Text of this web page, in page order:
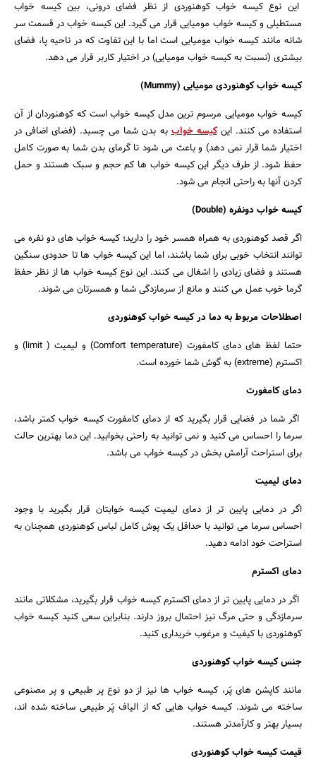
این نوع کیسه خواب کوهنوردی از نظر فضای درونی، بین کیسه خواب
مستطیلی و کیسه خواب مومیایی قرار می‌ گیرد. این کیسه خواب در قسمت سر
شانه مانند کیسه خواب مومیایی است اما با این تفاوت که در ناحیه پا، فضای
بیشتری (نسبت به کیسه خواب مومیایی) در اختیار کاربر قرار می‌ دهد.
کیسه خواب کوهنوردی مومیایی (Mummy)
کیسه خواب مومیایی مرسوم‌ ترین مدل کیسه خواب است که کوهنوردان از آن
استفاده می‌ کنند. اینکیسه خواببه بدن شما می‌ چسبد. (فضای اضافی در
اختیار شما قرار نمی‌ دهد) و باعث می‌ شود تا گرمای بدن شما به صورت کامل
حفظ شود. از طرف دیگر این کیسه خواب‌ ها کم حجم و سبک هستند و حمل
کردن آنها به راحتی انجام می‌ شود.
کیسه خواب دونفره (Double)
اگر قصد کوهنوردی به همراه همسر خود را دارید؛ کیسه خواب‌ های دو نفره می‌
توانند انتخاب خوبی برای شما باشند، اما این کیسه خواب‌ ها تا حدودی سنگین
هستند و فضای زیادی را اشغال می‌ کنند. این نوع کیسه خواب‌ ها از نظر حفظ
گرما خوب عمل می‌ کنند و مانع از سرمازدگی شما و همسرتان می‌ شوند.
اصطلاحات مربوط به دما در کیسه خواب کوهنوردی
حتما لفظ‌ های دمای کامفورت (Comfort temperature) و لیمیت ( limit) و
اکسترم (extreme) به گوش شما خورده است.
دمای کامفورت
اگر شما در فضایی قرار بگیرید که از دمای کامفورت کیسه خواب کمتر باشد،
سرما را احساس می‌ کنید و نمی‌ توانید به راحتی بخوابید. این دما بهترین حالت
برای استراحت آرامش بخش در کیسه خواب می باشد.
دمای لیمیت
اگر در دمایی پایین تر از دمای لیمیت کیسه خوابتان قرار بگیرید با وجود
احساس سرما می توانید با حداقل یک پوش کامل لباس کوهنوردی همچنان به
استراحت خود ادامه دهید.
دمای اکسترم
اگر در دمایی پایین‌ تر از دمای اکسترم کیسه خواب قرار بگیرید، مشکلاتی مانند
سرمازدگی و حتی مرگ نیز احتمال بروز دارند. بنابراین سعی کنید کیسه خواب
کوهنوردی با کیفیت و مرغوب خریداری کنید.
جنس کیسه خواب کوهنوردی
مانند کاپشن‌ های پَر، کیسه خواب‌ ها نیز از دو نوع پر طبیعی و پر مصنوعی
ساخته می‌ شوند. کیسه خواب‌ هایی که از الیاف پَر طبیعی ساخته شده اند،
بسیار بهتر و کارآمدتر هستند.
قیمت کیسه خواب کوهنوردی